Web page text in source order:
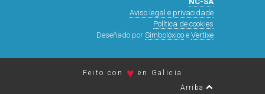
Aviso legal e privacidade
Política de cookies
Deseñado por Simbolóxicoe Vertixe
Feito con ♥ en Galicia
Arriba